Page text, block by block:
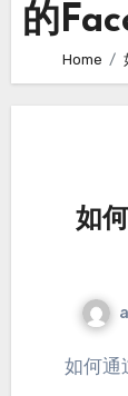
的
Home
如
如何通过社交媒体塑造强大的Facebook品牌